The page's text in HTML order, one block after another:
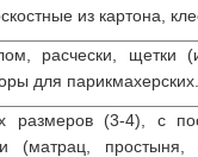
из картона,
расчески, щетки
для парикмахерских.
размеров (3-4), с
(матрац,